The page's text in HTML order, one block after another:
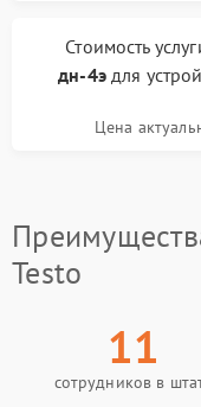
Стоимость
дн-4эдля
Цена
Testo
11
сотрудников в